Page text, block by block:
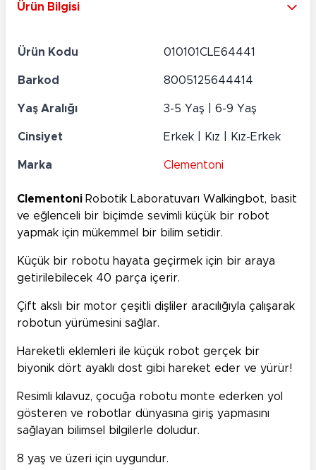
Ürün Bilgisi
Ürün Kodu 010101CLE64441
Barkod 8005125644414
Yaş Aralığı 3-5 Yaş | 6-9 Yaş
Cinsiyet Erkek | Kız | Kız-Erkek
Marka Clementoni
Clementoni Robotik Laboratuvarı Walkingbot, basit
ve eğlenceli bir biçimde sevimli küçük bir robot
yapmak için mükemmel bir bilim setidir.
Küçük bir robotu hayata geçirmek için bir araya
getirilebilecek 40 parça içerir.
Çift akslı bir motor çeşitli dişliler aracılığıyla çalışarak
robotun yürümesini sağlar.
Hareketli eklemleri ile küçük robot gerçek bir
biyonik dört ayaklı dost gibi hareket eder ve yürür!
Resimli kılavuz, çocuğa robotu monte ederken yol
gösteren ve robotlar dünyasına giriş yapmasını
sağlayan bilimsel bilgilerle doludur.
8 yaş ve üzeri için uygundur.